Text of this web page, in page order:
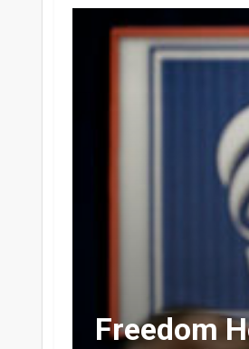
Freedom